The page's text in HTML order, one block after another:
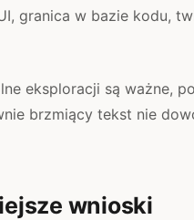
granica w bazie kodu,
eksploracji są ważne,
brzmiący tekst nie
wnioski